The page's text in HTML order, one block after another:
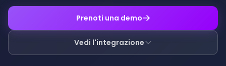
Prenoti una demo
Vedi l'integrazione